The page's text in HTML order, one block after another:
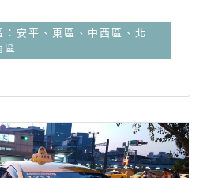
：安平、東區、中西區、北
區